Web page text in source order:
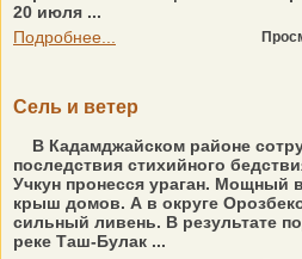
20 июля ...
Подробнее...
Сель и ветер
В Кадамджайском районе
последствия стихийного
Учкун пронесся ураган. Мощный
крыш домов. А в округе
сильный ливень. В результате
реке Таш-Булак ...